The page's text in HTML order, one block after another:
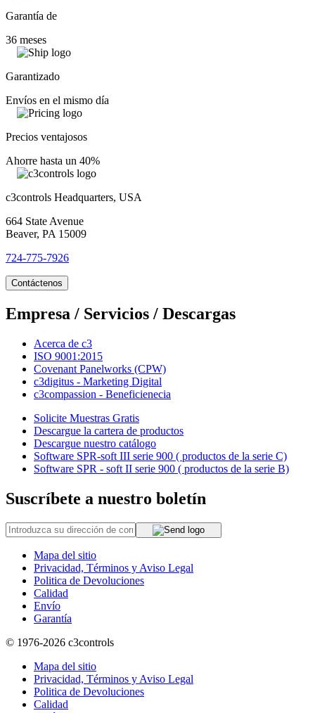
Garantía de
36 meses
Garantizado
Envíos en el mismo día
Precios ventajosos
Ahorre hasta un 40%
c3controls Headquarters, USA
664 State Avenue
Beaver, PA 15009
724-775-7926
Contáctenos
Empresa / Servicios / Descargas
Acerca de c3
ISO 9001:2015
Covenant Panelworks (CPW)
c3digitus - Marketing Digital
c3compassion - Beneficienecia
Solicite Muestras Gratis
Descargue la cartera de productos
Descargue nuestro catálogo
Software SPR-soft III serie 900 ( productos de la serie C)
Software SPR - soft II serie 900 ( productos de la serie B)
Suscríbete a nuestro boletín
Mapa del sitio
Privacidad, Términos y Aviso Legal
Politica de Devoluciones
Calidad
Envío
Garantía
© 1976-2026 c3controls
Mapa del sitio
Privacidad, Términos y Aviso Legal
Politica de Devoluciones
Calidad